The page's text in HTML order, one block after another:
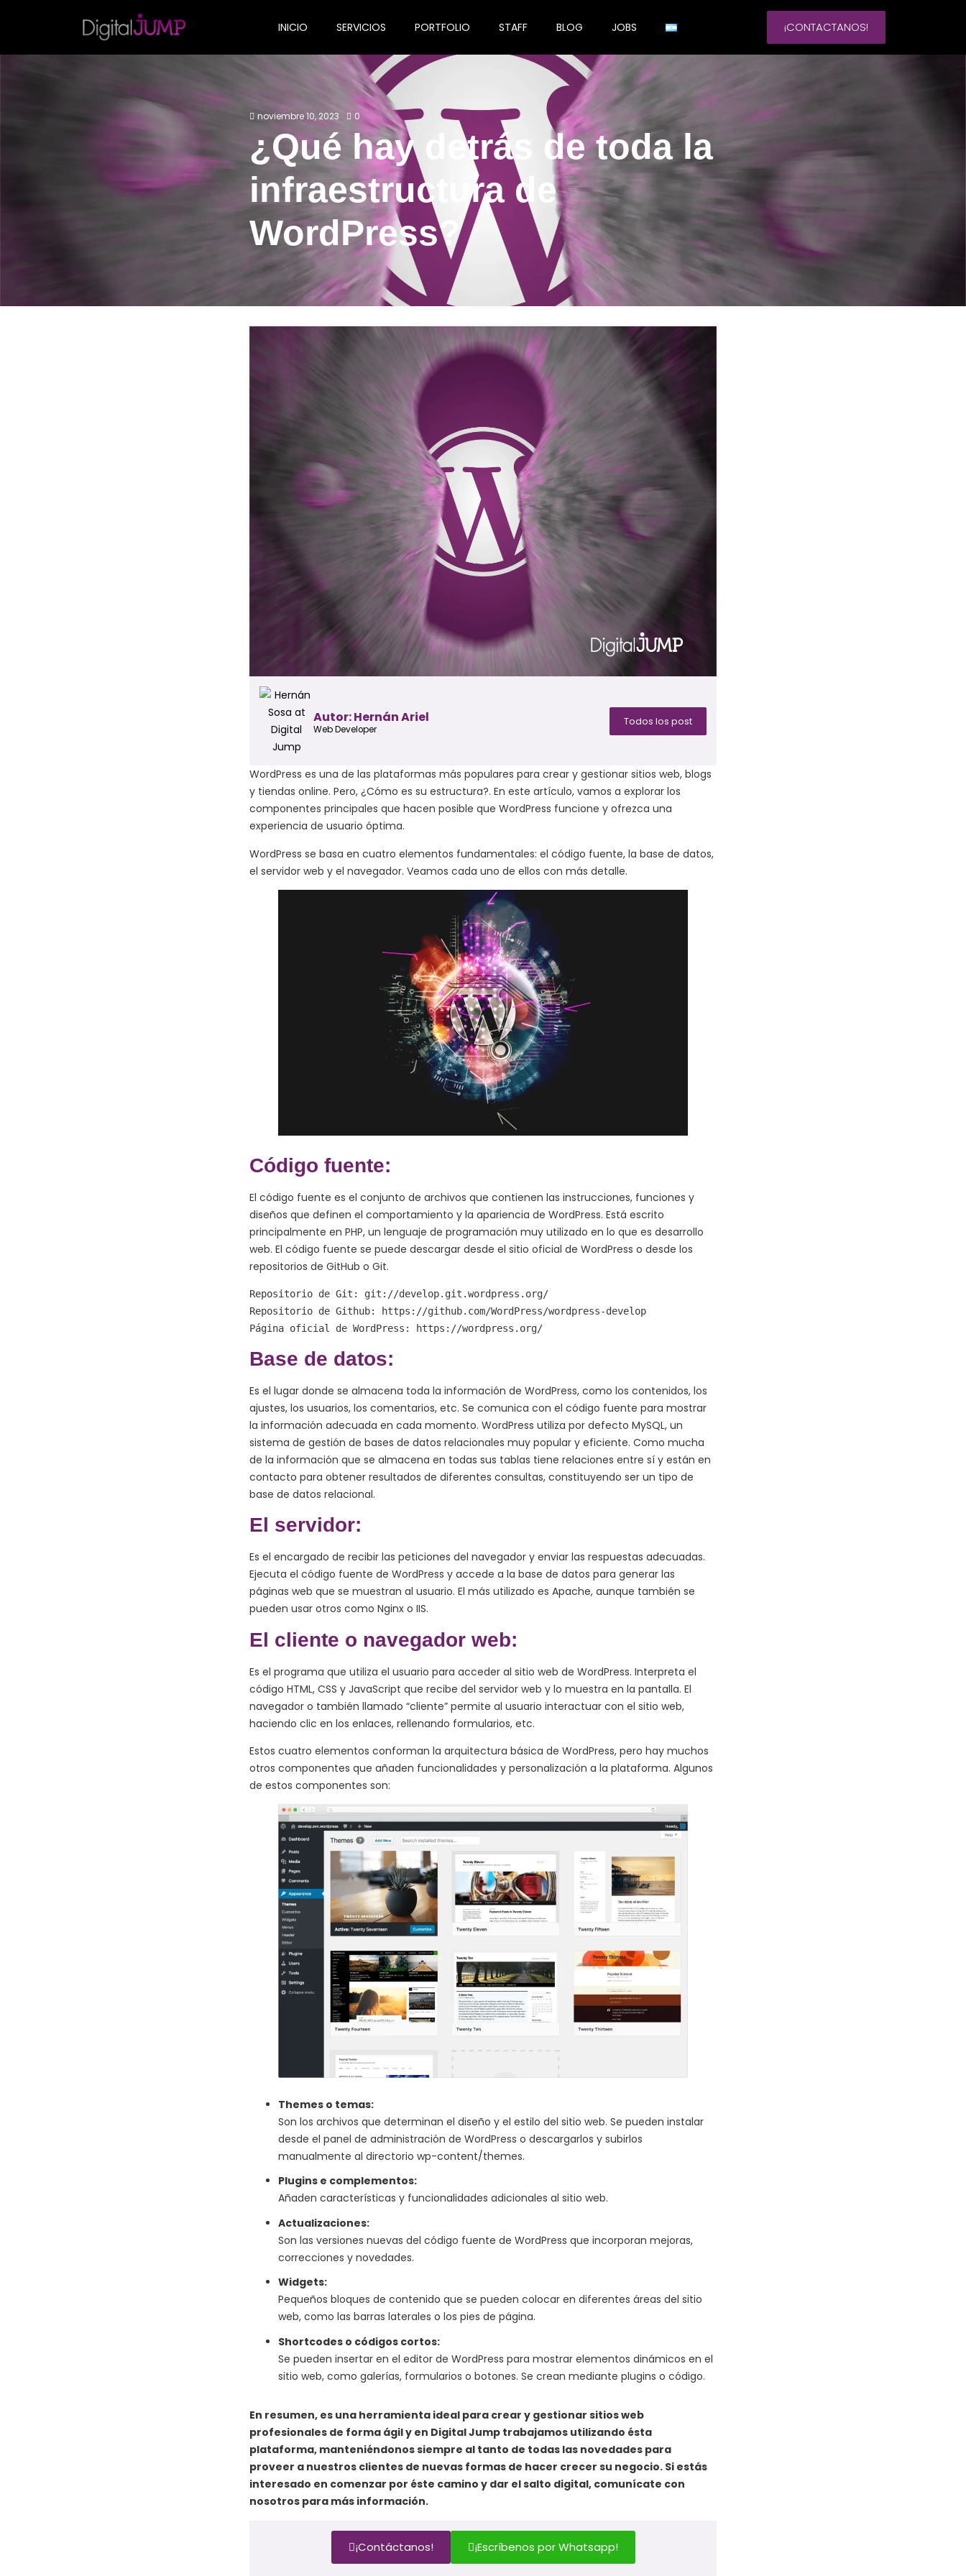
INICIO SERVICIOS PORTFOLIO STAFF BLOG JOBS ¡CONTACTANOS!
noviembre 10, 2023 0
¿Qué hay detrás de toda la
infraestructura de
WordPress?
Autor: Hernán Ariel
Web Developer
Todos los post
WordPress es una de las plataformas más populares para crear y gestionar sitios web, blogs
y tiendas online. Pero, ¿Cómo es su estructura?. En este artículo, vamos a explorar los
componentes principales que hacen posible que WordPress funcione y ofrezca una
experiencia de usuario óptima.
WordPress se basa en cuatro elementos fundamentales: el código fuente, la base de datos,
el servidor web y el navegador. Veamos cada uno de ellos con más detalle.
Código fuente:
El código fuente es el conjunto de archivos que contienen las instrucciones, funciones y
diseños que definen el comportamiento y la apariencia de WordPress. Está escrito
principalmente en PHP, un lenguaje de programación muy utilizado en lo que es desarrollo
web. El código fuente se puede descargar desde el sitio oficial de WordPress o desde los
repositorios de GitHub o Git.
Repositorio de Git: git://develop.git.wordpress.org/
Repositorio de Github: https://github.com/WordPress/wordpress-develop
Página oficial de WordPress: https://wordpress.org/
Base de datos:
Es el lugar donde se almacena toda la información de WordPress, como los contenidos, los
ajustes, los usuarios, los comentarios, etc. Se comunica con el código fuente para mostrar
la información adecuada en cada momento. WordPress utiliza por defecto MySQL, un
sistema de gestión de bases de datos relacionales muy popular y eficiente. Como mucha
de la información que se almacena en todas sus tablas tiene relaciones entre sí y están en
contacto para obtener resultados de diferentes consultas, constituyendo ser un tipo de
base de datos relacional.
El servidor:
Es el encargado de recibir las peticiones del navegador y enviar las respuestas adecuadas.
Ejecuta el código fuente de WordPress y accede a la base de datos para generar las
páginas web que se muestran al usuario. El más utilizado es Apache, aunque también se
pueden usar otros como Nginx o IIS.
El cliente o navegador web:
Es el programa que utiliza el usuario para acceder al sitio web de WordPress. Interpreta el
código HTML, CSS y JavaScript que recibe del servidor web y lo muestra en la pantalla. El
navegador o también llamado “cliente” permite al usuario interactuar con el sitio web,
haciendo clic en los enlaces, rellenando formularios, etc.
Estos cuatro elementos conforman la arquitectura básica de WordPress, pero hay muchos
otros componentes que añaden funcionalidades y personalización a la plataforma. Algunos
de estos componentes son:
Themes o temas:
Son los archivos que determinan el diseño y el estilo del sitio web. Se pueden instalar
desde el panel de administración de WordPress o descargarlos y subirlos
manualmente al directorio wp-content/themes.
Plugins e complementos:
Añaden características y funcionalidades adicionales al sitio web.
Actualizaciones:
Son las versiones nuevas del código fuente de WordPress que incorporan mejoras,
correcciones y novedades.
Widgets:
Pequeños bloques de contenido que se pueden colocar en diferentes áreas del sitio
web, como las barras laterales o los pies de página.
Shortcodes o códigos cortos:
Se pueden insertar en el editor de WordPress para mostrar elementos dinámicos en el
sitio web, como galerías, formularios o botones. Se crean mediante plugins o código.
En resumen, es una herramienta ideal para crear y gestionar sitios web
profesionales de forma ágil y en Digital Jump trabajamos utilizando ésta
plataforma, manteniéndonos siempre al tanto de todas las novedades para
proveer a nuestros clientes de nuevas formas de hacer crecer su negocio. Si estás
interesado en comenzar por éste camino y dar el salto digital, comunícate con
nosotros para más información.
¡Contáctanos! ¡Escríbenos por Whatsapp!